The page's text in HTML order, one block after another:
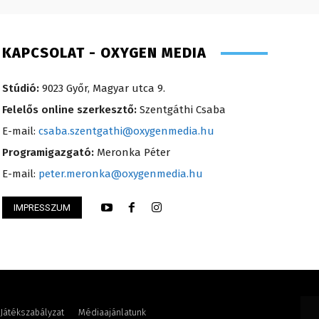
– online szerkesztő – 2016
KAPCSOLAT - OXYGEN MEDIA
Stúdió: 9023 Győr, Magyar utca 9.
Felelős online szerkesztő: Szentgáthi Csaba
E-mail: csaba.szentgathi@oxygenmedia.hu
Programigazgató: Meronka Péter
E-mail: peter.meronka@oxygenmedia.hu
IMPRESSZUM
Játékszabályzat Médiaajánlatunk